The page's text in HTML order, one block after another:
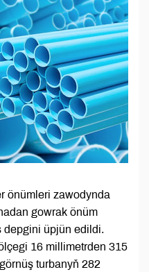
önümleri zawodynda
gowrak önüm
depgini üpjün edildi.
16 millimetrden 315
turbanyň 282